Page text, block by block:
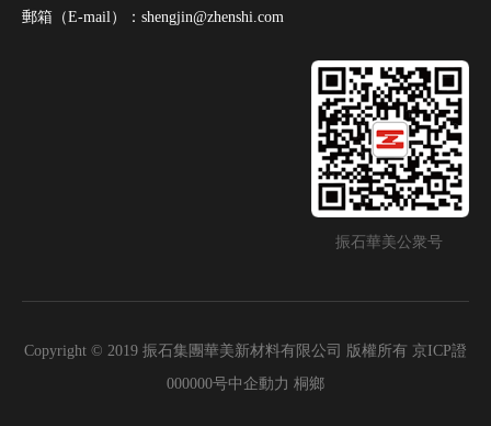
郵箱（E-mail）： shengjin@zhenshi.com
振石華美公衆号
Copyright © 2019 振石集團華美新材料有限公司 版權所有 京ICP證
000000号中企動力 桐鄉